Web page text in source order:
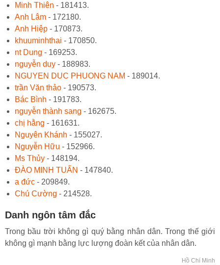
Minh Thiên - 181413.
Anh Lâm - 172180.
Anh Hiệp - 170873.
khuuminhthai - 170850.
nt Dung - 169253.
nguyễn duy - 188983.
NGUYEN DUC PHUONG NAM - 189014.
trần Văn thảo - 190573.
Bác Bình - 191783.
nguyễn thành sang - 162675.
chị hằng - 161631.
Nguyên Khánh - 155027.
Nguyễn Hữu - 152966.
Ms Thủy - 148194.
ĐÀO MINH TUẤN - 147840.
a đức - 209849.
Chú Cường - 214528.
Danh ngôn tâm đắc
Trong bầu trời không gì quý bằng nhân dân. Trong thế giới
không gì mạnh bằng lực lượng đoàn kết của nhân dân.
Hồ Chí Minh